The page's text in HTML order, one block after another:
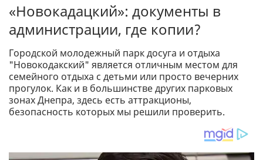
«Новокадацкий»: документы в
администрации, где копии?
Городской молодежный парк досуга и отдыха
"Новокодакский" является отличным местом для
семейного отдыха с детьми или просто вечерних
прогулок. Как и в большинстве других парковых
зонах Днепра, здесь есть аттракционы,
безопасность которых мы решили проверить.